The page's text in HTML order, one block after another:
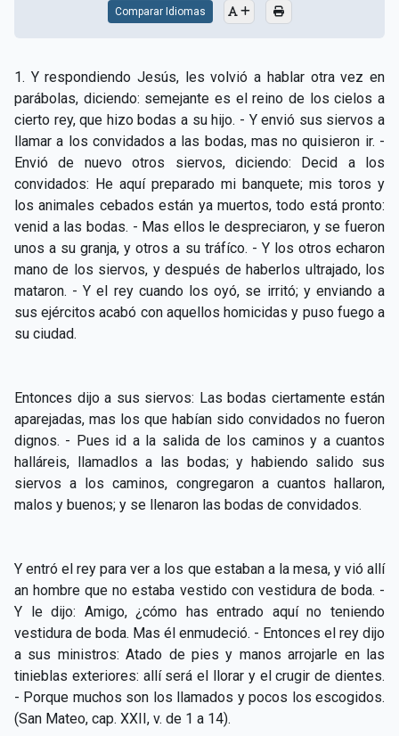
CAPÍTULO XVIII - Muchos son los llamados y pocos
los escogidos
▸
CAPÍTULO XIX - La fe transporta las montañas ▸
CAPÍTULO XX - Los obreros de la última hora
CAPÍTULO XXI - Habrá falsos Cristos y falsos
profetas
▸
CAPÍTULO XXII - No separéis lo que Dios ha unido ▸
CAPÍTULO XXIII - Moral extraña ▸
CAPÍTULO XXV - Buscad y encontraréis ▸
CAPÍTULO XXVI - Dad gratuitamente lo que recibís
gratuitamente
CAPÍTULO XXVII - Pedid y se os dará
Comparar Idiomas
1. Y respondiendo Jesús, les volvió a hablar otra vez en
parábolas, diciendo: semejante es el reino de los cielos a
cierto rey, que hizo bodas a su hijo. - Y envió sus siervos a
llamar a los convidados a las bodas, mas no quisieron ir. -
Envió de nuevo otros siervos, diciendo: Decid a los
convidados: He aquí preparado mi banquete; mis toros y
los animales cebados están ya muertos, todo está pronto:
venid a las bodas. - Mas ellos le despreciaron, y se fueron
unos a su granja, y otros a su tráfíco. - Y los otros echaron
mano de los siervos, y después de haberlos ultrajado, los
mataron. - Y el rey cuando los oyó, se irritó; y enviando a
sus ejércitos acabó con aquellos homicidas y puso fuego a
su ciudad.
Entonces dijo a sus siervos: Las bodas ciertamente están
aparejadas, mas los que habían sido convidados no fueron
dignos. - Pues id a la salida de los caminos y a cuantos
halláreis, llamadlos a las bodas; y habiendo salido sus
siervos a los caminos, congregaron a cuantos hallaron,
malos y buenos; y se llenaron las bodas de convidados.
Y entró el rey para ver a los que estaban a la mesa, y vió allí
an hombre que no estaba vestido con vestidura de boda. -
Y le dijo: Amigo, ¿cómo has entrado aquí no teniendo
vestidura de boda. Mas él enmudeció. - Entonces el rey dijo
a sus ministros: Atado de pies y manos arrojarle en las
tinieblas exteriores: allí será el llorar y el crugir de dientes.
- Porque muchos son los llamados y pocos los escogidos.
(San Mateo, cap. XXII, v. de 1 a 14).